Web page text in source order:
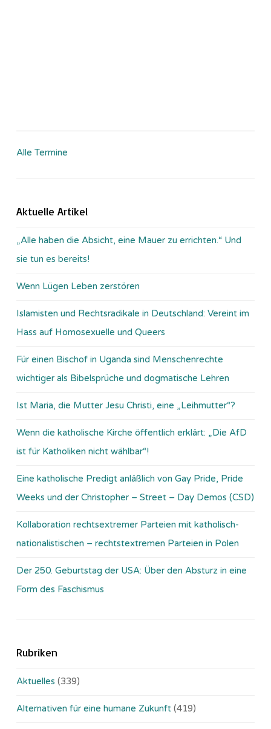
Alle Termine
Aktuelle Artikel
„Alle haben die Absicht, eine Mauer zu errichten.“ Und
sie tun es bereits!
Wenn Lügen Leben zerstören
Islamisten und Rechtsradikale in Deutschland: Vereint im
Hass auf Homosexuelle und Queers
Für einen Bischof in Uganda sind Menschenrechte
wichtiger als Bibelsprüche und dogmatische Lehren
Ist Maria, die Mutter Jesu Christi, eine „Leihmutter“?
Wenn die katholische Kirche öffentlich erklärt: „Die AfD
ist für Katholiken nicht wählbar“!
Eine katholische Predigt anläßlich von Gay Pride, Pride
Weeks und der Christopher – Street – Day Demos (CSD)
Kollaboration rechtsextremer Parteien mit katholisch-
nationalistischen – rechtstextremen Parteien in Polen
Der 250. Geburtstag der USA: Über den Absturz in eine
Form des Faschismus
Rubriken
Aktuelles (339)
Alternativen für eine humane Zukunft (419)